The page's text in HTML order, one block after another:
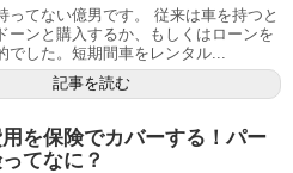
ってない億男です。 従来は車を持つと
ーンと購入するか、もしくはローンを
でした。短期間車をレンタル...
記事を読む
を保険でカバーする！パー
てなに？